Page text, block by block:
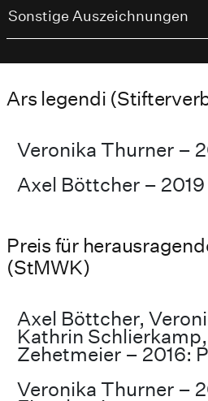
Sonstige Auszeichnungen
Ars legendi
Veronika Thurner –
Axel Böttcher – 2019
Preis für
(StMWK)
Axel Böttcher,
Kathrin
Zehetmeier – 2016:
Veronika Thurner –